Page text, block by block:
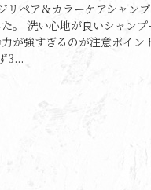
リペア＆カラーケアシャン
。 洗い心地が良いシャン
が強すぎるのが注意ポイン
3...